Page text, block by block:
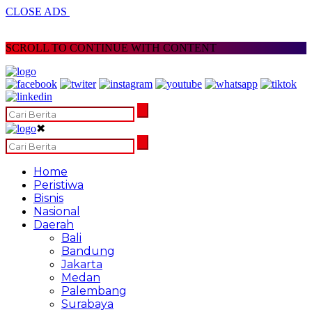
CLOSE ADS
SCROLL TO CONTINUE WITH CONTENT
✖
Home
Peristiwa
Bisnis
Nasional
Daerah
Bali
Bandung
Jakarta
Medan
Palembang
Surabaya